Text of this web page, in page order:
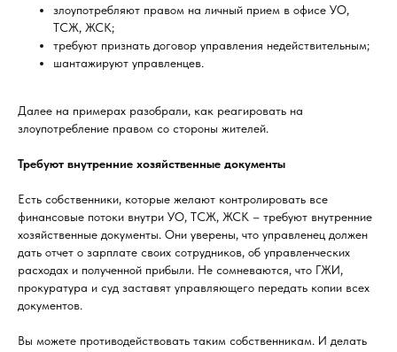
злоупотребляют правом на личный прием в офисе УО,
ТСЖ, ЖСК;
требуют признать договор управления недействительным;
шантажируют управленцев.
Далее на примерах разобрали, как реагировать на
злоупотребление правом со стороны жителей.
Требуют внутренние хозяйственные документы
Есть собственники, которые желают контролировать все
финансовые потоки внутри УО, ТСЖ, ЖСК – требуют внутренние
хозяйственные документы. Они уверены, что управленец должен
дать отчет о зарплате своих сотрудников, об управленческих
расходах и полученной прибыли. Не сомневаются, что ГЖИ,
прокуратура и суд заставят управляющего передать копии всех
документов.
Вы можете противодействовать таким собственникам. И делать